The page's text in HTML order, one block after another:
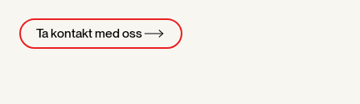
Ta kontakt med oss